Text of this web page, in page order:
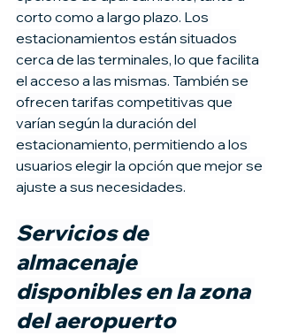
corto como a largo plazo. Los
estacionamientos están situados
cerca de las terminales, lo que facilita
el acceso a las mismas. También se
ofrecen tarifas competitivas que
varían según la duración del
estacionamiento, permitiendo a los
usuarios elegir la opción que mejor se
ajuste a sus necesidades.
Servicios de
almacenaje
disponibles en la zona
del aeropuerto